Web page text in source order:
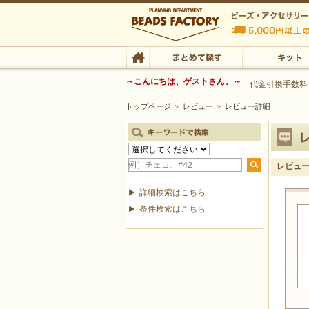
ビーズファクトリー ビーズ・パーツ・金具など
ビーズ・アクセサリ
ビーズ・アクセサリーの専門店 ビーズファクト
TOP まとめて探す
～こんにちは、ゲストさん。～ 代金引換手数
トップページ > レビュー > レビュー詳細
レビュ
詳細検索はこちら
条件検索はこちら